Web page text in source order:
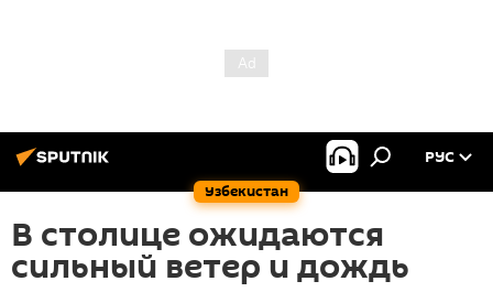
Узбекистан
РУС
В столице ожидаются
сильный ветер и дождь